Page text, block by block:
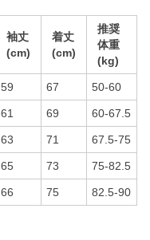
袖丈
(cm)
着丈
(cm)
推奨
体重
(kg)
59 67 50-60
61 69 60-67.5
63 71 67.5-75
65 73 75-82.5
66 75 82.5-90